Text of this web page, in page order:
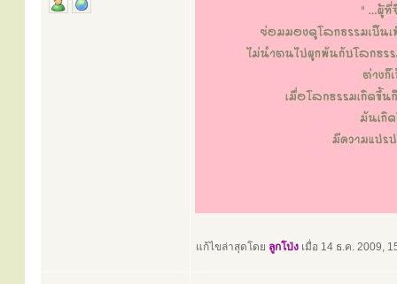
แก้ไขล่าสุดโดย ลูกโป่ง เมื่อ 14 ธ.ค. 2009,